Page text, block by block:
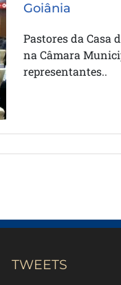
Goiânia
Pastores da Casa
na Câmara
representantes..
TWEETS